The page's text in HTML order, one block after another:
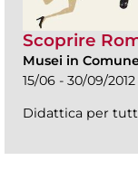
Scoprire
Musei in
15/06 - 30/09/2012
Didattica per